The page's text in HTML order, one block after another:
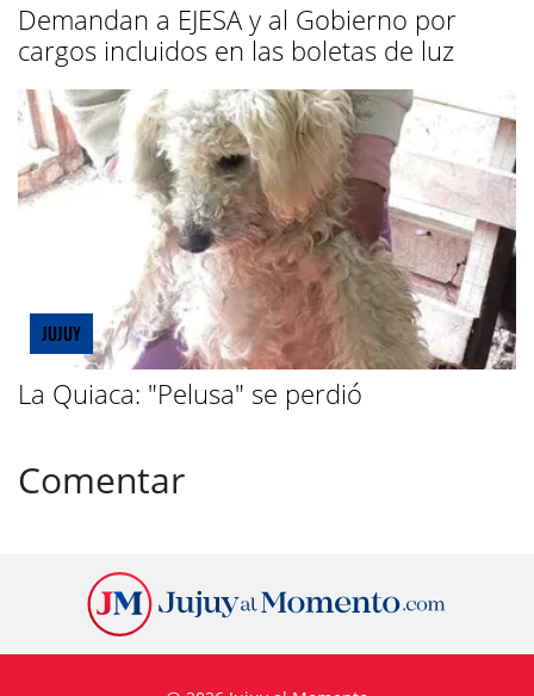
Demandan a EJESA y al Gobierno por
cargos incluidos en las boletas de luz
JUJUY
La Quiaca: "Pelusa" se perdió
Comentar